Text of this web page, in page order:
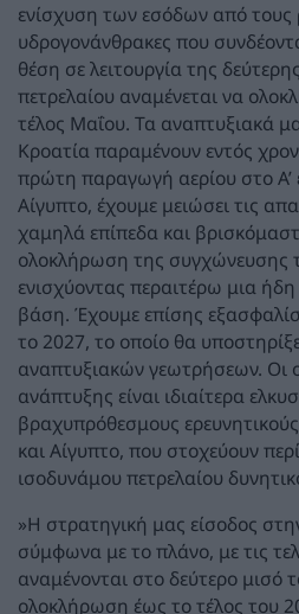
ενίσχυση των εσόδων από τους
υδρογονάνθρακες που
θέση σε λειτουργία της
πετρελαίου αναμένεται να
τέλος Μαΐου. Τα αναπτυξιακά
Κροατία παραμένουν εντός
πρώτη παραγωγή αερίου στο Α’
Αίγυπτο, έχουμε μειώσει τις
χαμηλά επίπεδα και
ολοκλήρωση της
ενισχύοντας περαιτέρω μια
βάση. Έχουμε επίσης
το 2027, το οποίο θα
αναπτυξιακών γεωτρήσεων. Οι
ανάπτυξης είναι ιδιαίτερα
βραχυπρόθεσμους
και Αίγυπτο, που στοχεύουν
ισοδυνάμου πετρελαίου
»Η στρατηγική μας είσοδος
σύμφωνα με το πλάνο, με τις
αναμένονται στο δεύτερο μισό
ολοκλήρωση έως το τέλος του